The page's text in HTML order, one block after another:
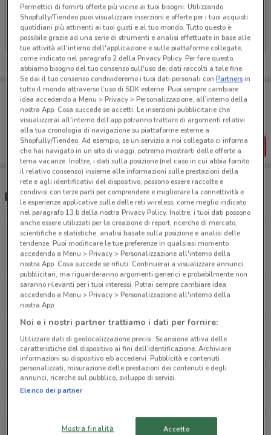
Ci dispiace, al momento non abbiamo pubblicato
volantini nella tua zona. Riprova più tardi.
Porta DoveConviene sempre con te!
Puoi trovare le migliori offerte dei negozi vicino a te,
salvarle e creare la tua lista del risparmio, comodamente
dal tuo cellulare.
SCARICA L’APP
Negozi Matt a Sesto San Giovanni
Viale Fulvio Testi Angolo Via Giuseppe Sirtori
Cinisello Balsamo
1.5 km
CHIUSO
Viale Brianza, 2 Cinisello Balsamo
1.6 km
Viale Monza, 289 Milano
2.6 km
CHIUSO
Viale Monza, 241 Milano
3.1 km
CHIUSO
Via Giovanni Guareschi, 9 Vimodrone
Permettici di fornirti offerte più vicine ai tuoi bisogni: Utilizzando
Shopfully/Tiendeo puoi visualizzare inserzioni e offerte per i tuoi acquisti
quotidiani più attinenti ai tuoi gusti e al tuo mondo. Tutto questo è
possibile grazie ad una serie di strumenti e analisi effettuate in base alle
tue attività all'interno dell'applicazione e sulle piattaforme collegate,
come indicato nel paragrafo 2 della Privacy Policy. Per fare questo,
abbiamo bisogno del tuo consenso sull'uso dei dati raccolti a tale fine.
Se dai il tuo consenso condivideremo i tuoi dati personali conPartnersin
tutto il mondo attraverso l’uso di SDK esterne. Puoi sempre cambiare
idea accedendo a Menu > Privacy > Personalizzazione, all’interno della
nostra App. Cosa succede se accetti: Le inserzioni pubblicitarie che
visualizzerai all'interno dell’app potranno trattare di argomenti relativi
alla tua cronologia di navigazione su piattaforme esterne a
Shopfully/Tiendeo. Ad esempio, se un servizio a noi collegato ci informa
che hai navigato in un sito di viaggi, potremo mostrarti delle offerte a
tema vacanze. Inoltre, i dati sulla posizione (nel caso in cui abbia fornito
il relativo consenso) insieme alle informazioni sulle prestazioni della
rete e agli identificativi del dispositivo, possono essere raccolte e
condivisi con terze parti per comprendere e migliorare la connettività e
le esperienze applicative sulle delle reti wireless, come meglio indicato
nel paragrafo 13.b della nostra Privacy Policy. Inoltre, i tuoi dati possono
anche essere utilizzati per la creazione di report, ricerche di mercato,
scientifiche e statistiche, analisi basate sulla posizione e analisi delle
tendenze. Puoi modificare le tue preferenze in qualsiasi momento
accedendo a Menu > Privacy > Personalizzazione all'interno della
nostra App. Cosa succede se rifiuti: Continuerai a visualizzare annunci
pubblicitari, ma riguarderanno argomenti generici e probabilmente non
saranno rilevanti per i tuoi interessi. Potrai sempre cambiare idea
accedendo a Menu > Privacy > Personalizzazione all'interno della
nostra App.
Noi e i nostri partner trattiamo i dati per fornire:
Utilizzare dati di geolocalizzazione precisi. Scansione attiva delle
caratteristiche del dispositivo ai fini dell’identificazione. Archiviare
informazioni su dispositivo e/o accedervi. Pubblicità e contenuti
personalizzati, misurazione delle prestazioni dei contenuti e degli
annunci, ricerche sul pubblico, sviluppo di servizi.
Elenco dei partner
Mostra finalità Accetto